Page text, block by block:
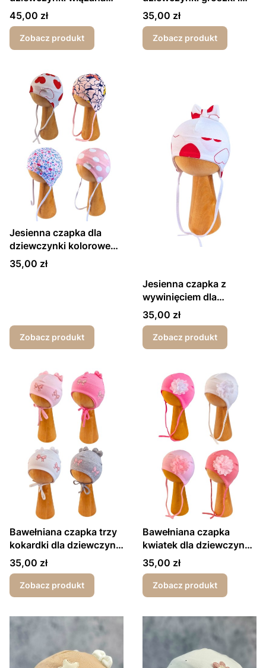
pod szyjką kokardka
Cena
45,00 zł
Zobacz produkt
kokardki
Cena
35,00 zł
Zobacz produkt
Jesienna czapka dla
dziewczynki kolorowe
druki
Cena
35,00 zł
Zobacz produkt
Jesienna czapka z
wywinięciem dla
dziewczynki
Cena
35,00 zł
Zobacz produkt
Bawełniana czapka trzy
kokardki dla dziewczynki
wiosna-jesień
Cena
35,00 zł
Zobacz produkt
Bawełniana czapka
kwiatek dla dziewczynki
wiosna-jesień
Cena
35,00 zł
Zobacz produkt